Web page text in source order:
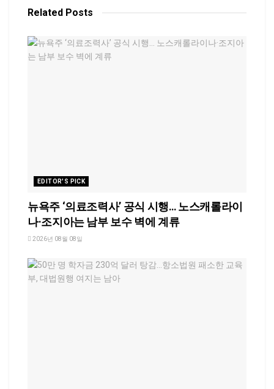
Related Posts
EDITOR'S PICK
뉴욕주 ‘의료조력사’ 공식 시행… 노스캐롤라이
나·조지아는 남부 보수 벽에 계류
2026년 08월 08일